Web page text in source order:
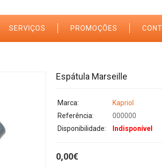
SERVIÇOS PROMOÇÕES
Espátula Marseille
Marca:
Kapriol
Referência:
000000
Disponibilidade:
Indisponível
0,00€